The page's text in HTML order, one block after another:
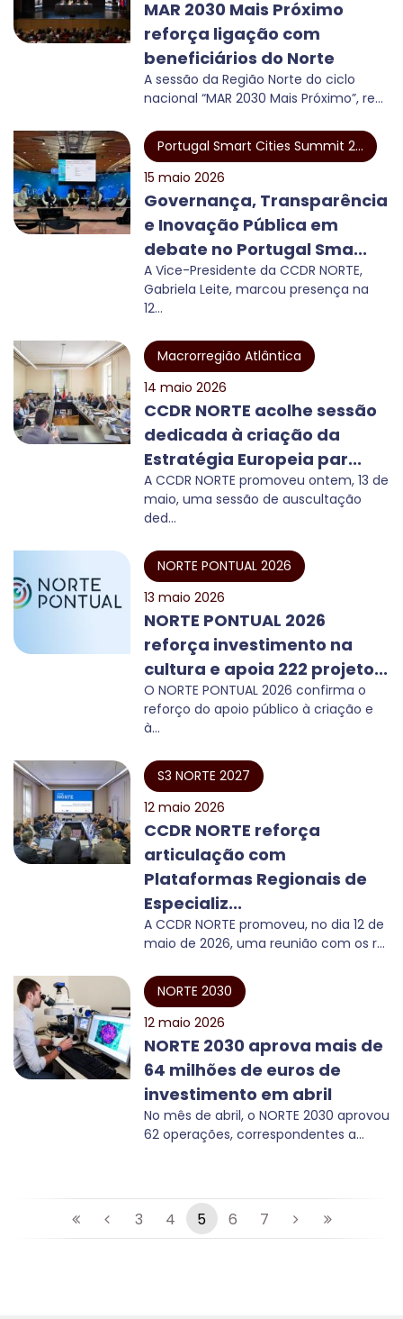
MAR 2030 Mais Próximo
reforça ligação com
beneficiários do Norte
A sessão da Região Norte do ciclo
nacional “MAR 2030 Mais Próximo”, re...
Portugal Smart Cities Summit 2...
15 maio 2026
Governança, Transparência
e Inovação Pública em
debate no Portugal Sma...
A Vice-Presidente da CCDR NORTE,
Gabriela Leite, marcou presença na
12...
Macrorregião Atlântica
14 maio 2026
CCDR NORTE acolhe sessão
dedicada à criação da
Estratégia Europeia par...
A CCDR NORTE promoveu ontem, 13 de
maio, uma sessão de auscultação
ded...
NORTE PONTUAL 2026
13 maio 2026
NORTE PONTUAL 2026
reforça investimento na
cultura e apoia 222 projeto...
O NORTE PONTUAL 2026 confirma o
reforço do apoio público à criação e
à...
S3 NORTE 2027
12 maio 2026
CCDR NORTE reforça
articulação com
Plataformas Regionais de
Especializ...
A CCDR NORTE promoveu, no dia 12 de
maio de 2026, uma reunião com os r...
NORTE 2030
12 maio 2026
NORTE 2030 aprova mais de
64 milhões de euros de
investimento em abril
No mês de abril, o NORTE 2030 aprovou
62 operações, correspondentes a...
3 4 5 6 7